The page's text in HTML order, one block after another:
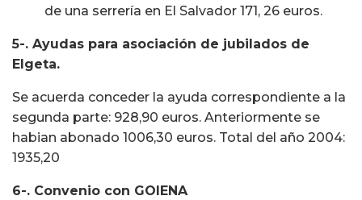
de una serrería en El Salvador 171, 26 euros.
5-. Ayudas para asociación de jubilados de
Elgeta.
Se acuerda conceder la ayuda correspondiente a la
segunda parte: 928,90 euros. Anteriormente se
habian abonado 1006,30 euros. Total del año 2004:
1935,20
6-. Convenio con GOIENA